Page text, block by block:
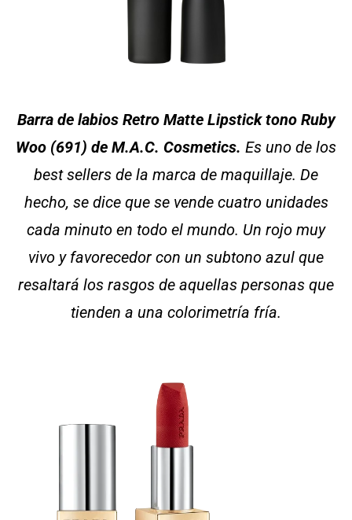
Barra de labios Retro Matte Lipstick tono Ruby
Woo (691) de M.A.C. Cosmetics. Es uno de los
best sellers de la marca de maquillaje. De
hecho, se dice que se vende cuatro unidades
cada minuto en todo el mundo. Un rojo muy
vivo y favorecedor con un subtono azul que
resaltará los rasgos de aquellas personas que
tienden a una colorimetría fría.